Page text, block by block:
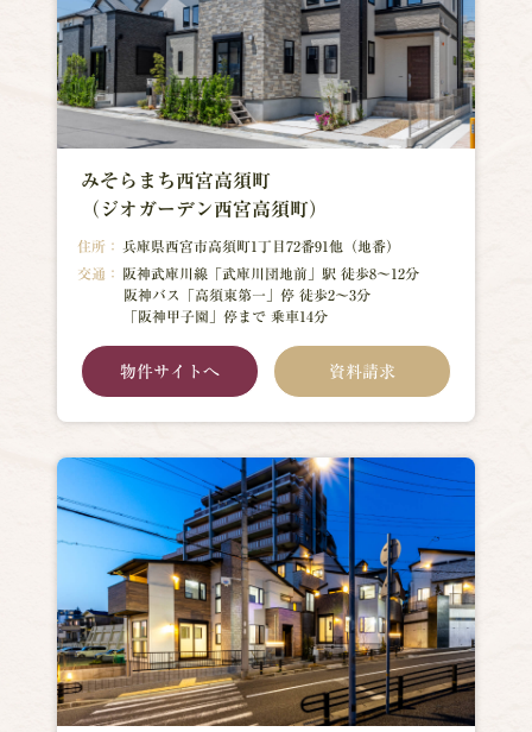
みそらまち西宮高須町
（ジオガーデン西宮高須町）
住所：
兵庫県西宮市高須町1丁目72番91他（地番）
交通：
阪神武庫川線「武庫川団地前」駅 徒歩8～12分
阪神バス「高須東第一」停 徒歩2～3分
「阪神甲子園」停まで 乗車14分
物件サイトへ 資料請求